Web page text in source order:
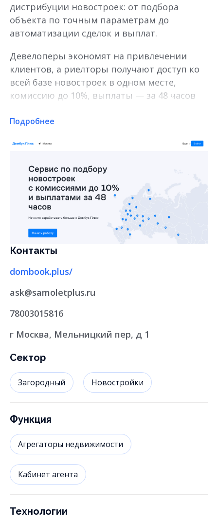
дистрибуции новостроек: от подбора
объекта по точным параметрам до
автоматизации сделок и выплат.
Девелоперы экономят на привлечении
клиентов, а риелторы получают доступ ко
всей базе новостроек в одном месте,
комиссию до 10%, выплаты — за 48 часов
30+ регионах, 15 000+ профессиональных
Интеллектуальный поиск: алгоритм «Поиск
по-новому» позволяет находить квартиры
по нестандартным критериям (камин,
этажность, высота потолков и пр.) без
лишней выборки.
Более 100 фильтров, интерактивная карта и
каталог — для быстрой и точной
Подробнее
Контакты
dombook.plus/
ask@samoletplus.ru
78003015816
г Москва, Мельницкий пер, д 1
Сектор
Загородный Новостройки
Функция
Агрегаторы недвижимости
Кабинет агента
Технологии